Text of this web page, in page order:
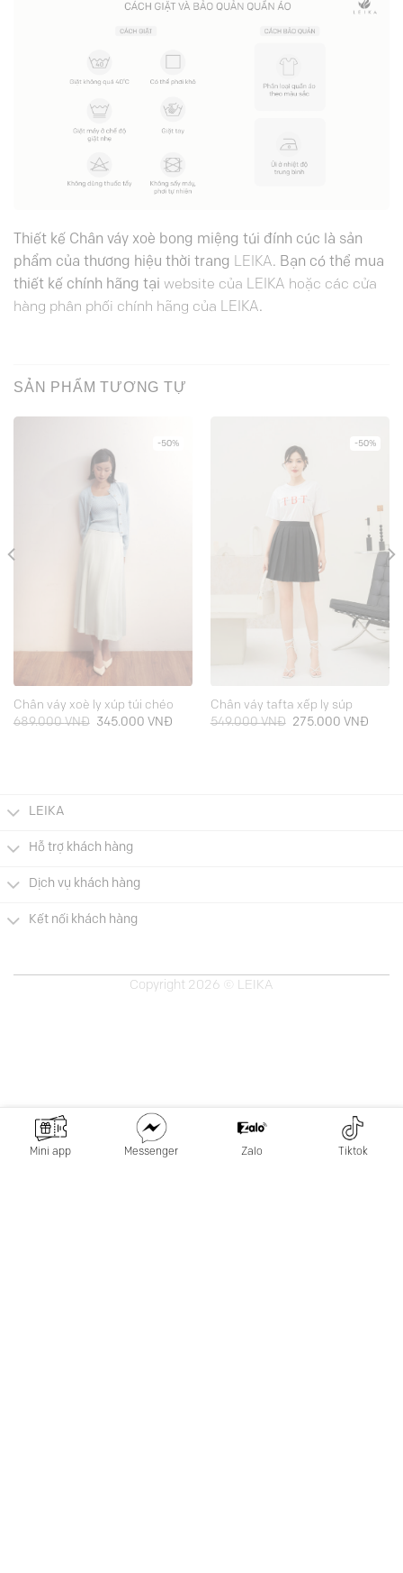
Thiết kế Chân váy xoè bong miệng túi đính cúc là sản
phẩm của thương hiệu thời trang LEIKA. Bạn có thể mua
thiết kế chính hãng tại website của LEIKA hoặc các cửa
hàng phân phối chính hãng của LEIKA.
SẢN PHẨM TƯƠNG TỰ
-50%
Chân váy xoè ly xúp túi chéo
689.000VNĐ
Giá
345.000 VNĐGiá
-50%
Chân váy tafta xếp ly súp
549.000VNĐ
Giá
275.000 VNĐGiá
LEIKA
Hỗ trợ khách hàng
Dịch vụ khách hàng
Kết nối khách hàng
Copyright 2026 © LEIKA
Mini app Messenger Zalo Tiktok